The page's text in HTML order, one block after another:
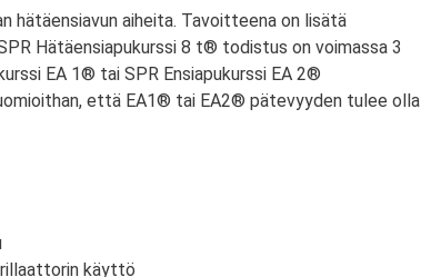
hätäensiavun aiheita. Tavoitteena on lisätä
Hätäensiapukurssi 8 t® todistus on voimassa 3
EA 1® tai SPR Ensiapukurssi EA 2®
että EA1® tai EA2® pätevyyden tulee olla
käyttö